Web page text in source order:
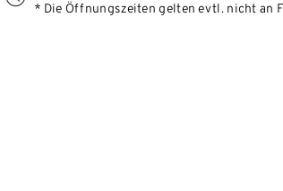
* Die Öffnungszeiten gelten evtl. nicht an